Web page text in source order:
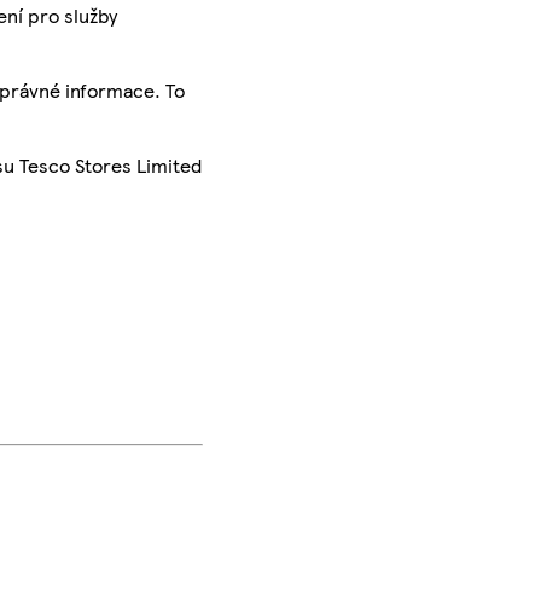
pro služby
informace. To
Tesco Stores Limited